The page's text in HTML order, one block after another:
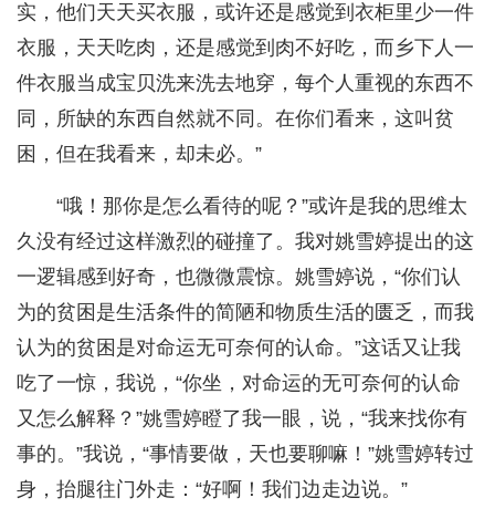
实，他们天天买衣服，或许还是感觉到衣柜里少一件
衣服，天天吃肉，还是感觉到肉不好吃，而乡下人一
件衣服当成宝贝洗来洗去地穿，每个人重视的东西不
同，所缺的东西自然就不同。在你们看来，这叫贫
困，但在我看来，却未必。”
“哦！那你是怎么看待的呢？”或许是我的思维太
久没有经过这样激烈的碰撞了。我对姚雪婷提出的这
一逻辑感到好奇，也微微震惊。姚雪婷说，“你们认
为的贫困是生活条件的简陋和物质生活的匮乏，而我
认为的贫困是对命运无可奈何的认命。”这话又让我
吃了一惊，我说，“你坐，对命运的无可奈何的认命
又怎么解释？”姚雪婷瞪了我一眼，说，“我来找你有
事的。”我说，“事情要做，天也要聊嘛！”姚雪婷转过
身，抬腿往门外走：“好啊！我们边走边说。”